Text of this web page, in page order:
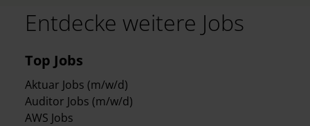
Entdecke weitere Jobs
Top Jobs
Aktuar Jobs (m/w/d)
Auditor Jobs (m/w/d)
AWS Jobs